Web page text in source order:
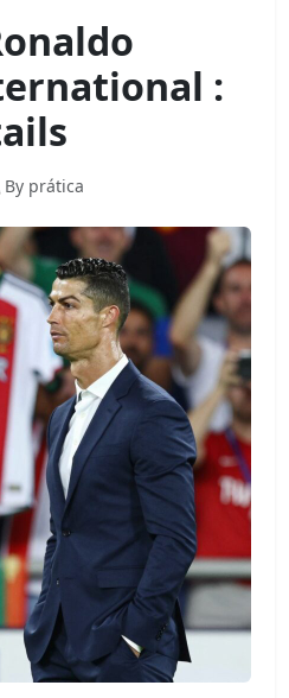
:
By prática